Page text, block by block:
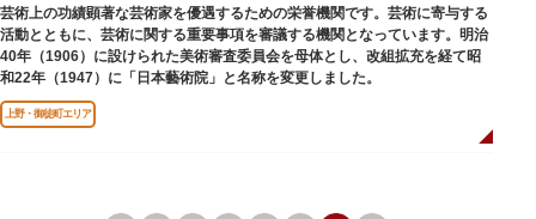
芸術上の功績顕著な芸術家を優遇するための栄誉機関です。芸術に寄与する
活動とともに、芸術に関する重要事項を審議する機関となっています。明治
40年（1906）に設けられた美術審査委員会を母体とし、改組拡充を経て昭
和22年（1947）に「日本藝術院」と名称を変更しました。
上野・御徒町エリア